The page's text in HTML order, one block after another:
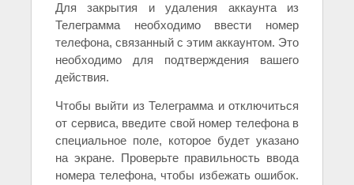
Для закрытия и удаления аккаунта из
Телеграмма необходимо ввести номер
телефона, связанный с этим аккаунтом. Это
необходимо для подтверждения вашего
действия.
Чтобы выйти из Телеграмма и отключиться
от сервиса, введите свой номер телефона в
специальное поле, которое будет указано
на экране. Проверьте правильность ввода
номера телефона, чтобы избежать ошибок.